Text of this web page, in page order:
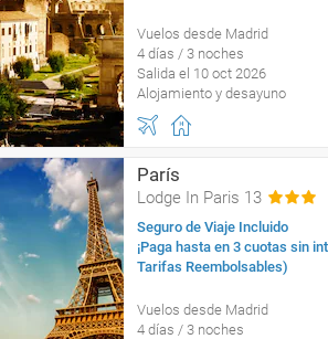
Vuelos desde Madrid
4 días / 3 noches
Salida el 10 oct 2026
Alojamiento y desayuno
París
Lodge In Paris 13
Seguro de Viaje Incluido
¡Paga hasta en 3 cuotas sin
Tarifas Reembolsables)
Vuelos desde Madrid
4 días / 3 noches